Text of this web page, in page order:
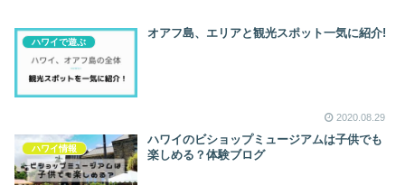
ハワイで遊ぶ
オアフ島、エリアと観光スポット一気に紹介!
2020.08.29
ハワイ情報
ハワイのビショップミュージアムは子供でも
楽しめる？体験ブログ